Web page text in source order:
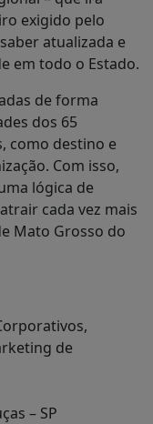
exigido pelo
atualizada e
em todo o Estado.
de forma
dos 65
como destino e
Com isso,
lógica de
cada vez mais
Mato Grosso do
de
– SP